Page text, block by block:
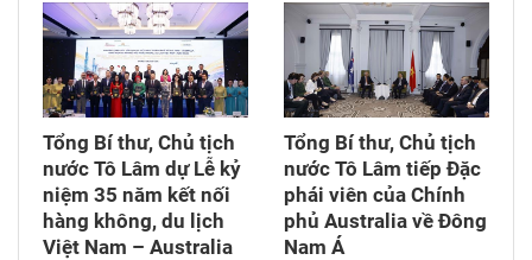
từ ngày 9-12/8, theo lời mời của Toàn quyền
Australia Sam Mostyn.
Tổng Bí thư, Chủ tịch
nước Tô Lâm dự Lễ kỷ
niệm 35 năm kết nối
hàng không, du lịch
Việt Nam – Australia
Tổng Bí thư, Chủ tịch
nước Tô Lâm tiếp Đặc
phái viên của Chính
phủ Australia về Đông
Nam Á